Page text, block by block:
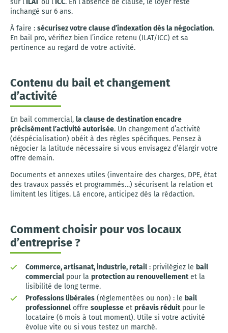
sur l’ILAT ou l’ICC. En l’absence de clause, le loyer reste
inchangé sur 6 ans.
À faire : sécurisez votre clause d’indexation dès la négociation.
En bail pro, vérifiez bien l’indice retenu (ILAT/ICC) et sa
pertinence au regard de votre activité.
Contenu du bail et changement
d’activité
En bail commercial, la clause de destination encadre
précisément l’activité autorisée. Un changement d’activité
(déspécialisation) obéit à des règles spécifiques. Pensez à
négocier la latitude nécessaire si vous envisagez d’élargir votre
offre demain.
Documents et annexes utiles (inventaire des charges, DPE, état
des travaux passés et programmés…) sécurisent la relation et
limitent les litiges. Là encore, anticipez dès la rédaction.
Comment choisir pour vos locaux
d’entreprise ?
Commerce, artisanat, industrie, retail : privilégiez le bail
commercial pour la protection au renouvellementet la
lisibilité de long terme.
Professions libérales (réglementées ou non) : le bail
professionnel offre souplesse et préavis réduitpour le
locataire (6 mois à tout moment). Utile si votre activité
évolue vite ou si vous testez un marché.